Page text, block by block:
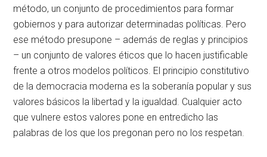
método, un conjunto de procedimientos para formar
gobiernos y para autorizar determinadas políticas. Pero
ese método presupone – además de reglas y principios
– un conjunto de valores éticos que lo hacen justificable
frente a otros modelos políticos. El principio constitutivo
de la democracia moderna es la soberanía popular y sus
valores básicos la libertad y la igualdad. Cualquier acto
que vulnere estos valores pone en entredicho las
palabras de los que los pregonan pero no los respetan.